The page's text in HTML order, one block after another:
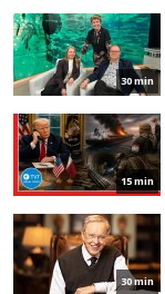
30 min
15 min
30 min